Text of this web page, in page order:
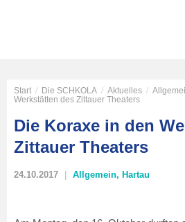
Start / Die SCHKOLA / Aktuelles /
Werkstätten des Zittauer Theaters
Die Koraxe in den
Zittauer Theaters
24.10.2017 Allgemein, Hartau